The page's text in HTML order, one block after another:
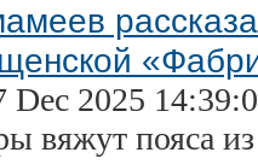
Dec 2025
вяжут пояса